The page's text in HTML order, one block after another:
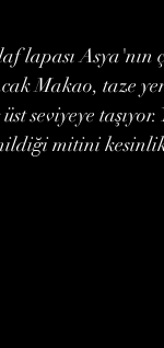
lapası
Makao, taze
seviyeye
mitini